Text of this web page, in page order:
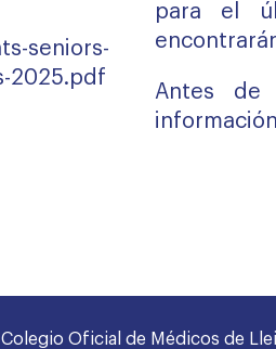
seniors-
2025.pdf
para el
Antes de
Colegio Oficial de Médicos de